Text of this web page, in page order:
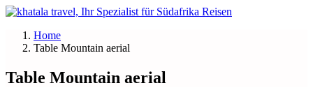
Home
Table Mountain aerial
Table Mountain aerial